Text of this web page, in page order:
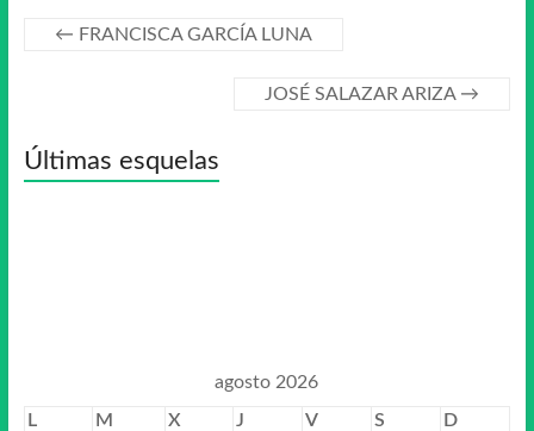
← FRANCISCA GARCÍA LUNA
JOSÉ SALAZAR ARIZA →
Últimas esquelas
agosto 2026
L
M X J V S
D